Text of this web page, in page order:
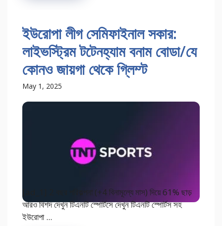
ইউরোপা লীগ সেমিফাইনাল সকার:
লাইভস্ট্রিম টটেনহ্যাম বনাম বোডা/যে
কোনও জায়গা থেকে গ্লিম্ট
May 1, 2025
[ad_1] 2 বছর পরিকল্পনা (+4 বিনামূল্যে মাস) দিয়ে 61% ছাড়
আরও বিশদ দেখুন টিএনটি স্পোর্টসে দেখুন টিএনটি স্পোর্টস সহ
ইউরোপা ...